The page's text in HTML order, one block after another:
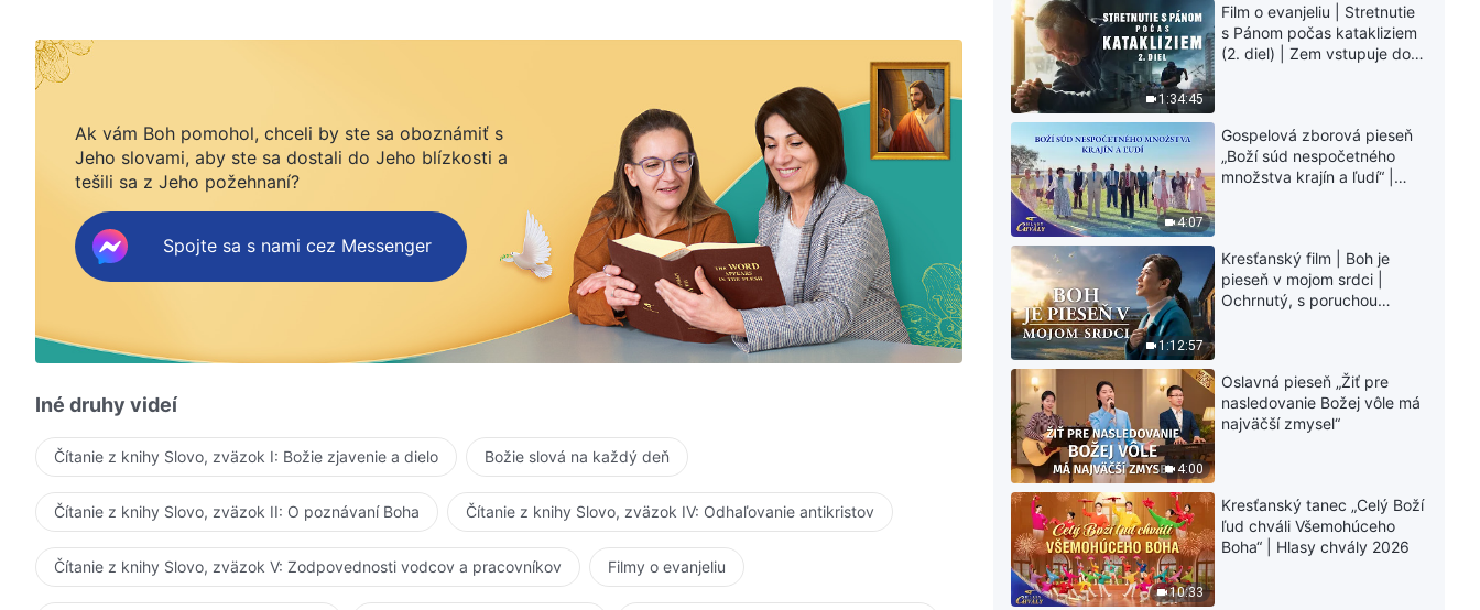
Ak vám Boh pomohol, chceli by ste sa oboznámiť s
Jeho slovami, aby ste sa dostali do Jeho blízkosti a
tešili sa z Jeho požehnaní?
Spojte sa s nami cez Messenger
Iné druhy videí
Čítanie z knihy Slovo, zväzok I: Božie zjavenie a dielo Božie slová na každý deň
Čítanie z knihy Slovo, zväzok II: O poznávaní Boha Čítanie z knihy Slovo, zväzok IV: Odhaľovanie antikristov
Čítanie z knihy Slovo, zväzok V: Zodpovednosti vodcov a pracovníkov Filmy o evanjeliu
1:34:45
Film o evanjeliu | Stretnutie
s Pánom počas katakliziem
(2. diel) | Zem vstupuje do
odpočítavať čas. Našli ste
spôsob, ako prežiť?
4:07
Gospelová zborová pieseň
„Boží súd nespočetného
množstva krajín a ľudí“ |
1:12:57
Kresťanský film | Boh je
pieseň v mojom srdci |
Ochrnutý, s poruchou
4:00
Oslavná pieseň „Žiť pre
nasledovanie Božej vôle má
najväčší zmysel“
10:33
Kresťanský tanec „Celý Boží
ľud chváli Všemohúceho
Boha“ | Hlasy chvály 2026